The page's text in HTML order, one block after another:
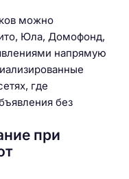
можно
Юла, Домофонд,
напрямую
где
без
при